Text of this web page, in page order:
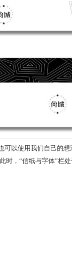
以使用我们自己的
时，“信纸与字体”栏